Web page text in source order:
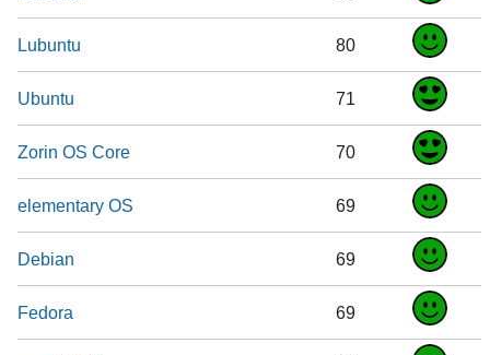
Lubuntu 80
Ubuntu 71
Zorin OS Core 70
elementary OS 69
Debian 69
Fedora 69